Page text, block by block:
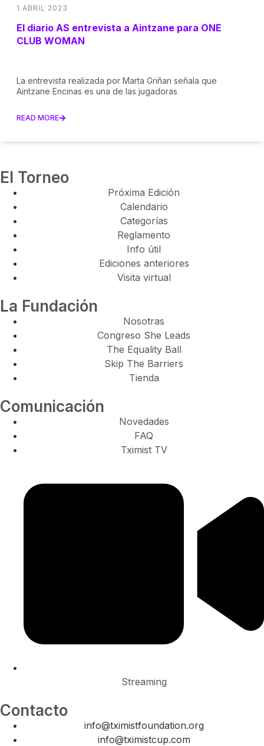
1 ABRIL 2023
El diario AS entrevista a Aintzane para ONE
CLUB WOMAN
La entrevista realizada por Marta Griñan señala que
Aintzane Encinas es una de las jugadoras
READ MORE
El Torneo
Próxima Edición
Calendario
Categorías
Reglamento
Info útil
Ediciones anteriores
Visita virtual
La Fundación
Nosotras
Congreso She Leads
The Equality Ball
Skip The Barriers
Tienda
Comunicación
Novedades
FAQ
Tximist TV
Streaming
Contacto
info@tximistfoundation.org
info@tximistcup.com